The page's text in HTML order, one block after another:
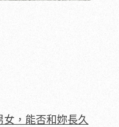
，能否和妳長久